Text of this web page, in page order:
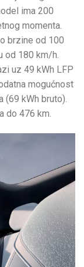
ima 200
momenta.
brzine od 100
od 180 km/h.
uz 49 kWh LFP
mogućnost
(69 kWh bruto).
do 476 km.